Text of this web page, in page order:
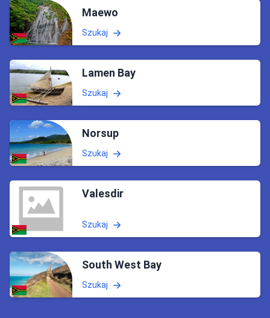
Maewo
Szukaj
Lamen Bay
Szukaj
Norsup
Szukaj
Valesdir
Szukaj
South West Bay
Szukaj